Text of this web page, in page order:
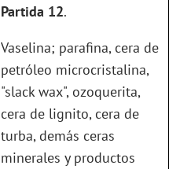
Partida 12.
Vaselina; parafina, cera de
petróleo microcristalina,
"slack wax", ozoquerita,
cera de lignito, cera de
turba, demás ceras
minerales y productos